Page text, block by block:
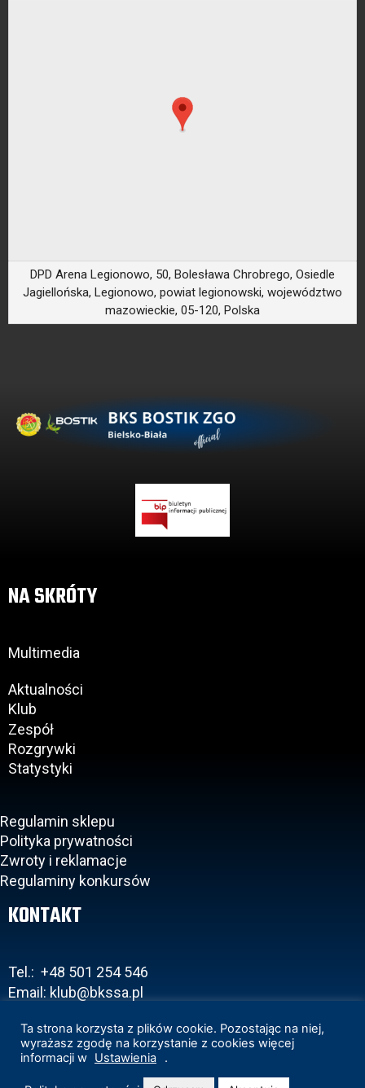
DPD Arena Legionowo, 50, Bolesława Chrobrego, Osiedle
Jagiellońska, Legionowo, powiat legionowski, województwo
mazowieckie, 05-120, Polska
NA SKRÓTY
Multimedia
Aktualności
Klub
Zespół
Rozgrywki
Statystyki
Regulamin sklepu
Polityka prywatności
Zwroty i reklamacje
Regulaminy konkursów
KONTAKT
Tel.: +48 501 254 546
Email: klub@bkssa.pl
Copyright 2020 © BKS Bostik Bielsko-Biała
Ta strona korzysta z plików cookie. Pozostając na niej,
wyrażasz zgodę na korzystanie z cookies więcej
informacji w Ustawienia .